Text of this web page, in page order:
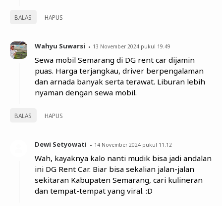
BALAS HAPUS
Wahyu Suwarsi 13 November 2024 pukul 19.49
Sewa mobil Semarang di DG rent car dijamin
puas. Harga terjangkau, driver berpengalaman
dan arnada banyak serta terawat. Liburan lebih
nyaman dengan sewa mobil.
BALAS HAPUS
Dewi Setyowati 14 November 2024 pukul 11.12
Wah, kayaknya kalo nanti mudik bisa jadi andalan
ini DG Rent Car. Biar bisa sekalian jalan-jalan
sekitaran Kabupaten Semarang, cari kulineran
dan tempat-tempat yang viral. :D